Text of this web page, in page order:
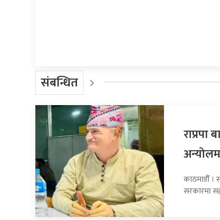
संबन्धित
काठमाडौँ ।
सरकारमा